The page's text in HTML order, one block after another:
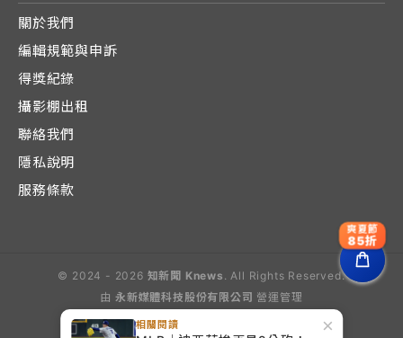
×
相關閱讀
關於我們
編輯規範與申訴
得獎紀錄
攝影棚出租
聯絡我們
隱私說明
服務條款
© 2024 - 2026 知新聞 Knews . All Rights Reserved.
由 永新媒體科技股份有限公司 營運管理
爽夏節
85折